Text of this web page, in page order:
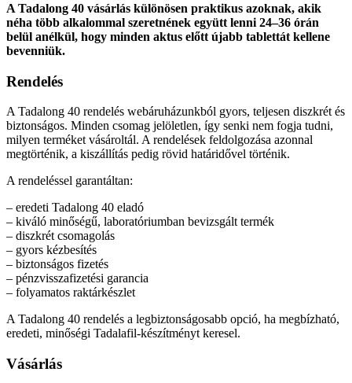
A Tadalong 40 vásárlás különösen praktikus azoknak, akik
néha több alkalommal szeretnének együtt lenni 24–36 órán
belül anélkül, hogy minden aktus előtt újabb tablettát kellene
bevenniük.
Rendelés
A Tadalong 40 rendelés webáruházunkból gyors, teljesen diszkrét és
biztonságos. Minden csomag jelöletlen, így senki nem fogja tudni,
milyen terméket vásároltál. A rendelések feldolgozása azonnal
megtörténik, a kiszállítás pedig rövid határidővel történik.
A rendeléssel garantáltan:
– eredeti Tadalong 40 eladó
– kiváló minőségű, laboratóriumban bevizsgált termék
– diszkrét csomagolás
– gyors kézbesítés
– biztonságos fizetés
– pénzvisszafizetési garancia
– folyamatos raktárkészlet
A Tadalong 40 rendelés a legbiztonságosabb opció, ha megbízható,
eredeti, minőségi Tadalafil-készítményt keresel.
Vásárlás